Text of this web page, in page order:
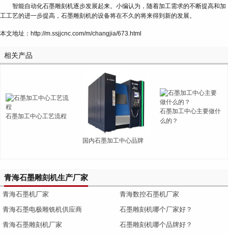
智能自动化石墨雕刻机逐步发展起来。小编认为，随着加工需求的不断提高和加
工工艺的进一步提高，石墨雕刻机的设备将在不久的将来得到新的发展。
本文地址：http://m.ssjjcnc.com/m/changjia/673.html
相关产品
石墨加工中心工艺流程
国内石墨加工中心品牌
石墨加工中心主要做什
么的？
青海石墨雕刻机生产厂家
青海石墨机厂家
青海石墨电极雕铣机供应商
青海石墨雕刻机厂家
青海数控石墨机厂家
石墨雕刻机哪个厂家好？
石墨雕刻机哪个品牌好？